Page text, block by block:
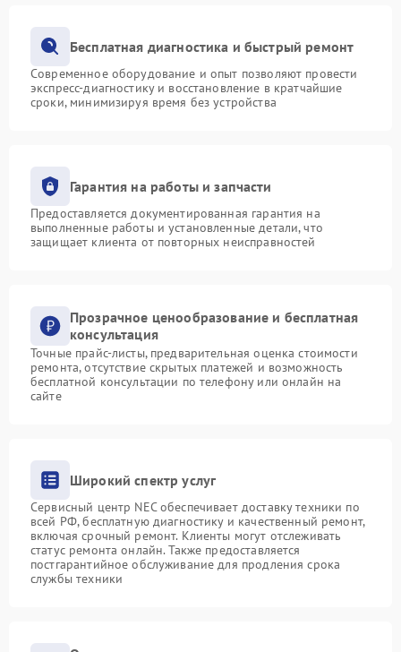
Бесплатная диагностика и быстрый ремонт
Современное оборудование и опыт позволяют провести
экспресс-диагностику и восстановление в кратчайшие
сроки, минимизируя время без устройства
Гарантия на работы и запчасти
Предоставляется документированная гарантия на
выполненные работы и установленные детали, что
защищает клиента от повторных неисправностей
Прозрачное ценообразование и бесплатная
консультация
Точные прайс-листы, предварительная оценка стоимости
ремонта, отсутствие скрытых платежей и возможность
бесплатной консультации по телефону или онлайн на
сайте
Широкий спектр услуг
Сервисный центр NEC обеспечивает доставку техники по
всей РФ, бесплатную диагностику и качественный ремонт,
включая срочный ремонт. Клиенты могут отслеживать
статус ремонта онлайн. Также предоставляется
постгарантийное обслуживание для продления срока
службы техники